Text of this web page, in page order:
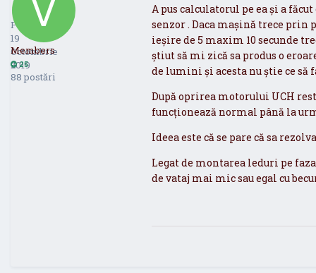
Viperr 25
Postat
19
Octombrie
2019
Members
25
88 postări
A pus calculatorul pe ea și a
senzor . Daca mașină trece prin
ieșire de 5 maxim 10 secunde
știut să mi zică sa produs o
de lumini și acesta nu știe ce să
După oprirea motorului UCH
funcționează normal până la
Ideea este că se pare că sa
Legat de montarea leduri pe
de vataj mai mic sau egal cu